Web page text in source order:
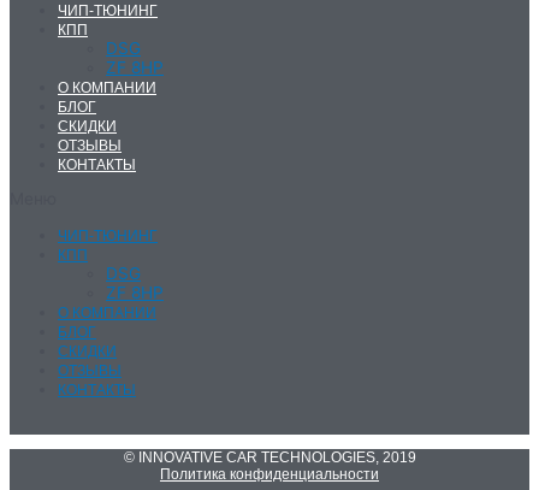
ЧИП-ТЮНИНГ
КПП
DSG
ZF 8HP
О КОМПАНИИ
БЛОГ
СКИДКИ
ОТЗЫВЫ
КОНТАКТЫ
ЧИП-ТЮНИНГ
КПП
DSG
ZF 8HP
О КОМПАНИИ
БЛОГ
СКИДКИ
ОТЗЫВЫ
КОНТАКТЫ
© INNOVATIVE CAR TECHNOLOGIES, 2019
Политика конфиденциальности